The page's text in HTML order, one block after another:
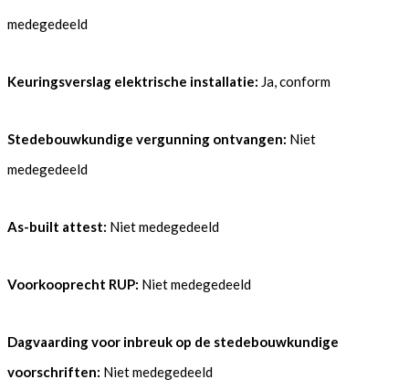
medegedeeld
Keuringsverslag elektrische installatie: Ja, conform
Stedebouwkundige vergunning ontvangen: Niet
medegedeeld
As-built attest: Niet medegedeeld
Voorkooprecht RUP: Niet medegedeeld
Dagvaarding voor inbreuk op de stedebouwkundige
voorschriften: Niet medegedeeld